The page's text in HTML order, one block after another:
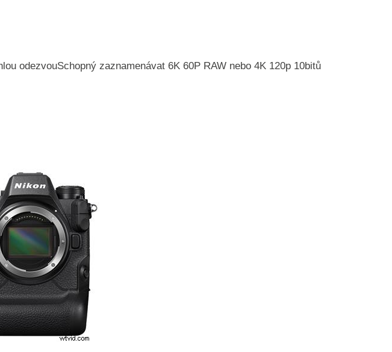
odezvouSchopný zaznamenávat 6K 60P RAW nebo 4K 120p 10bitů